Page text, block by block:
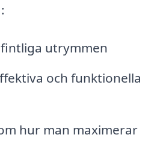
utrymmen
och funktionella
hur man maximerar